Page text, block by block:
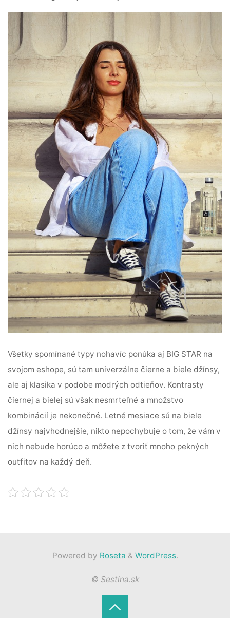
Všetky spomínané typy nohavíc ponúka aj BIG STAR na
svojom eshope, sú tam univerzálne čierne a biele džínsy,
ale aj klasika v podobe modrých odtieňov. Kontrasty
čiernej a bielej sú však nesmrteľné a množstvo
kombinácií je nekonečné. Letné mesiace sú na biele
džínsy najvhodnejšie, nikto nepochybuje o tom, že vám v
nich nebude horúco a môžete z tvoriť mnoho pekných
outfitov na každý deň.
Powered by Roseta & WordPress.
© Sestina.sk